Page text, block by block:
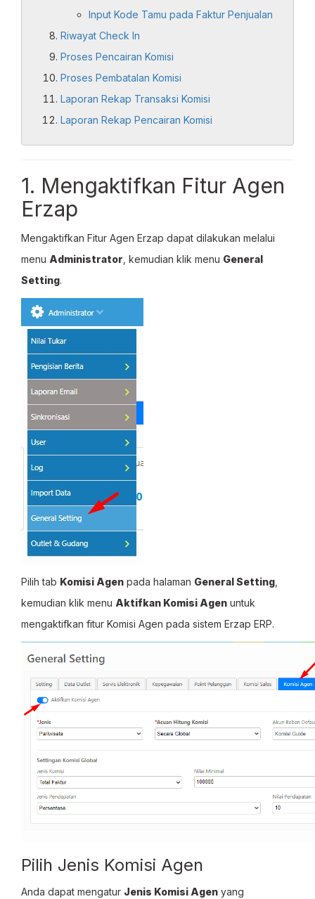
Input Kode Tamu pada Faktur Penjualan
Riwayat Check In
Proses Pencairan Komisi
Proses Pembatalan Komisi
Laporan Rekap Transaksi Komisi
Laporan Rekap Pencairan Komisi
1. Mengaktifkan Fitur Agen
Erzap
Mengaktifkan Fitur Agen Erzap dapat dilakukan melalui
menu Administrator , kemudian klik menu General
Setting.
Pilih tab Komisi Agen pada halaman General Setting
kemudian klik menu Aktifkan Komisi Agen untuk
mengaktifkan fitur Komisi Agen pada sistem Erzap ERP.
Pilih Jenis Komisi Agen
Anda dapat mengatur Jenis Komisi Agen yang